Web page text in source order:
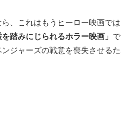
、これはもうヒーロー映画では
を踏みにじられるホラー映画」 で
ンジャーズの戦意を喪失させる